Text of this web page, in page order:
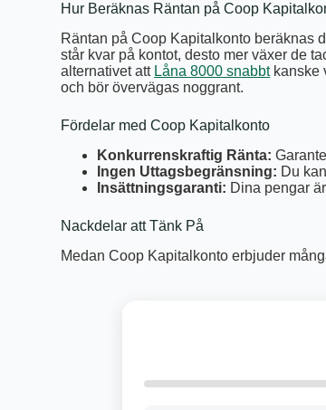
Hur Beräknas Räntan på Coop
Räntan på Coop Kapitalkonto beräknas
står kvar på kontot, desto mer växer de
alternativet att Låna 8000 snabbtkanske
och bör övervägas noggrant.
Fördelar med Coop Kapitalkonto
Konkurrenskraftig Ränta:
Ingen Uttagsbegränsning: Du
Insättningsgaranti: Dina pengar
Nackdelar att Tänk På
Medan Coop Kapitalkonto erbjuder